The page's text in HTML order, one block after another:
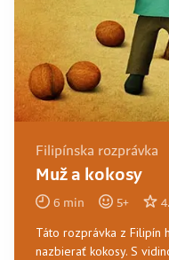
Filipínska rozprávka
Muž a kokosy
6 min 5+
Táto rozprávka z Filipín
nazbierať kokosy. S